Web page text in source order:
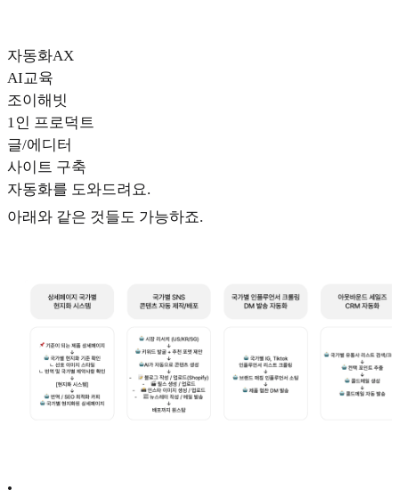
자동화AX
AI교육
조이해빗
1인 프로덕트
글/에디터
사이트 구축
자동화를 도와드려요.
아래와 같은 것들도 가능하죠.
•